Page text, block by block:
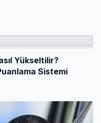
Yükseltilir?
Sistemi